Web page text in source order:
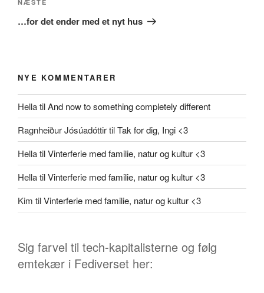
Næste
indlæg
NÆSTE
…for det ender med et nyt hus
NYE KOMMENTARER
HellatilAnd now to something completely different
Ragnheiður JósúadóttirtilTak for dig, Ingi <3
HellatilVinterferie med familie, natur og kultur <3
HellatilVinterferie med familie, natur og kultur <3
Kim tilVinterferie med familie, natur og kultur <3
Sig farvel til tech-kapitalisterne og følg
emtekær i Fediverset her: